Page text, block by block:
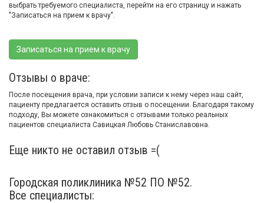
выбрать требуемого специалиста, перейти на его страницу и нажать
"Записаться на прием к врачу".
Записаться на прием к врачу
Отзывы о враче:
После посещения врача, при условии записи к нему через наш сайт,
пациенту предлагается оставить отзыв о посещении. Благодаря такому
подходу, Вы можете ознакомиться с отзывами только реальных
пациентов специалиста Савицкая Любовь Станиславовна.
Еще никто не оставил отзыв =(
Городская поликлиника №52 ПО №52.
Все специалисты: